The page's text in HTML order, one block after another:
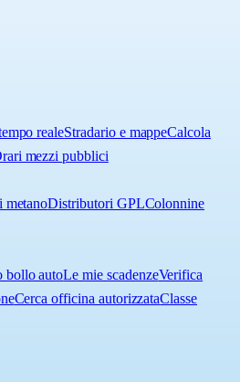
realeStradario e mappeCalcola
mezzi pubblici
metanoDistributori GPLColonnine
bollo autoLe mie scadenzeVerifica
Cerca officina autorizzataClasse